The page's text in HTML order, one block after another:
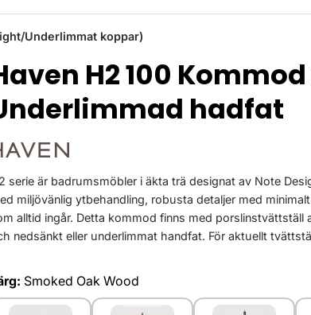
Underlimmat koppar)
H2 100
hadfat
serie är badrumsmöbler i äkta trä designat av Note
miljövänlig ytbehandling, robusta detaljer med
alltid ingår. Detta kommod finns med porslinstvättställ
nedsänkt eller underlimmat handfat. För aktuellt
Smoked Oak Wood